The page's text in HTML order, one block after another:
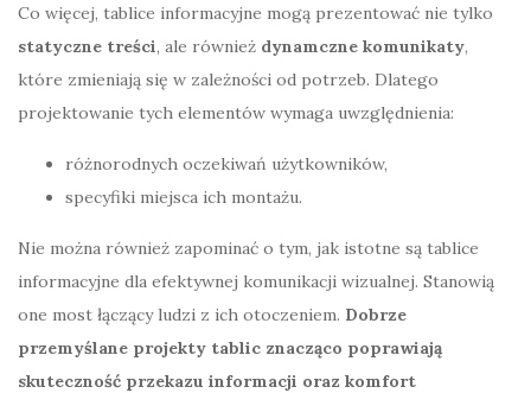
Co więcej, tablice informacyjne mogą prezentować nie tylko
statyczne treści, ale również dynamczne komunikaty,
które zmieniają się w zależności od potrzeb. Dlatego
projektowanie tych elementów wymaga uwzględnienia:
różnorodnych oczekiwań użytkowników,
specyfiki miejsca ich montażu.
Nie można również zapominać o tym, jak istotne są tablice
informacyjne dla efektywnej komunikacji wizualnej. Stanowią
one most łączący ludzi z ich otoczeniem. Dobrze
przemyślane projekty tablic znacząco poprawiają
skuteczność przekazu informacji oraz komfort